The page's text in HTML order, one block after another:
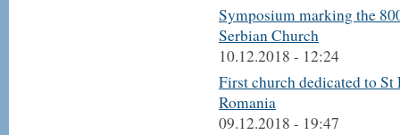
Symposium marking the
Serbian Church
10.12.2018 - 12:24
First church dedicated to
Romania
09.12.2018 - 19:47